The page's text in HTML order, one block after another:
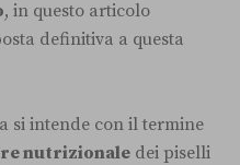
, in questo articolo
definitiva a questa
si intende con il termine
nutrizionale dei piselli